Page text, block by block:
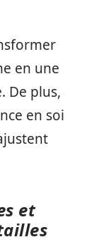
en une
De plus,
en soi
et